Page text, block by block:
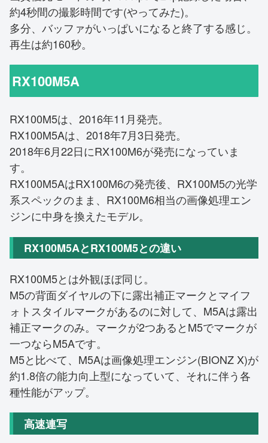
約4秒間の撮影時間です(やってみた)。
多分、バッファがいっぱいになると終了する感じ。
再生は約160秒。
RX100M5A
RX100M5は、2016年11月発売。
RX100M5Aは、2018年7月3日発売。
2018年6月22日にRX100M6が発売になっていま
す。
RX100M5AはRX100M6の発売後、RX100M5の光学
系スペックのまま、RX100M6相当の画像処理エン
ジンに中身を換えたモデル。
RX100M5AとRX100M5との違い
RX100M5とは外観ほぼ同じ。
M5の背面ダイヤルの下に露出補正マークとマイフ
ォトスタイルマークがあるのに対して、M5Aは露出
補正マークのみ。マークが2つあるとM5でマークが
一つならM5Aです。
M5と比べて、M5Aは画像処理エンジン(BIONZ X)が
約1.8倍の能力向上型になっていて、それに伴う各
種性能がアップ。
高速連写